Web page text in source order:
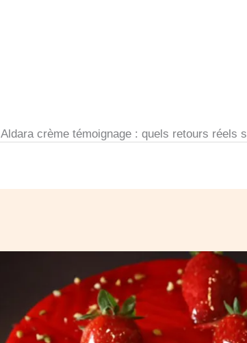
Aldara crème témoignage : quels retours réels